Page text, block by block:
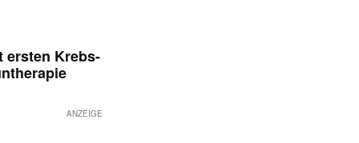
ersten Krebs-
ANZEIGE